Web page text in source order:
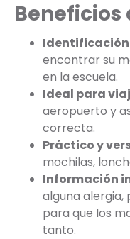
encontrar su
en la escuela.
Ideal para
aeropuerto y
correcta.
Práctico y
mochilas,
Información
alguna alergia,
para que los
tanto.